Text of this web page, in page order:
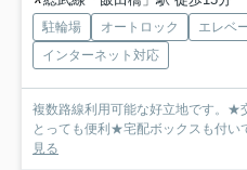
駐輪場 オートロック エレベ
インターネット対応
複数路線利用可能な好立地です。★
とっても便利★宅配ボックスも付い
見る